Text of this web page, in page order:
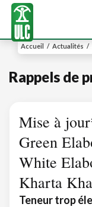
Accueil / Actualités /
Rappels de
Mise à
Green
White
Kharta
Teneur trop